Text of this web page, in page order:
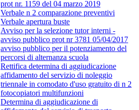
prot nr. 1159 del 04 marzo 2019
Verbale n 2 comparazione preventivi
Verbale apertura buste
Avviso per la selezione tutor interni -
avviso pubblico prot nr 3781 05/04/2017
avviso pubblico per il potenziamento del
percorsi di alternanza scuola
Rettifica determina di aggiudicazione
affidamento del servizio di noleggio
triennale in comodato d'uso gratuito di n 2
fotocopiatori multifunzioni
Determina di aggiudicazione di